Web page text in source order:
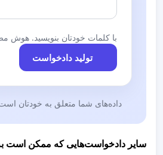
:اسامی جمعی از نمایندگان و اساتید
-
با کلمات خودتان بنویسید.
تولید دادخواست
داده‌های شما متعلق به خودتان
سایر دادخواست‌هایی که ممکن است به